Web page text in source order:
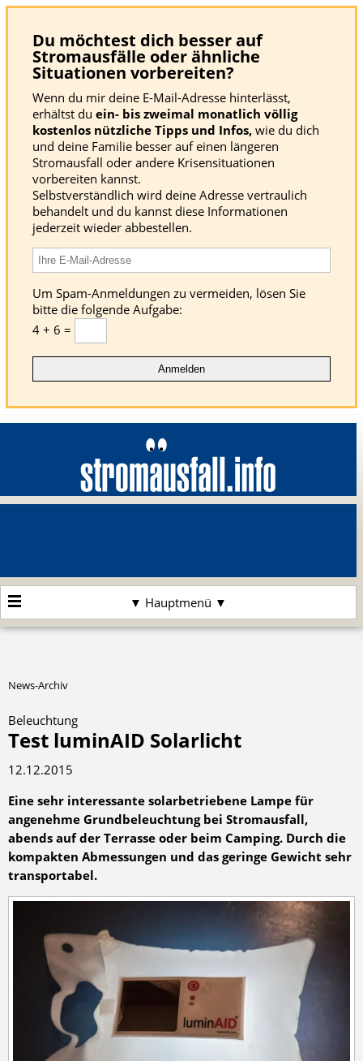
Du möchtest dich besser auf
Stromausfälle oder ähnliche
Situationen vorbereiten?
Wenn du mir deine E-Mail-Adresse hinterlässt,
erhältst du ein- bis zweimal monatlich völlig
kostenlos nützliche Tipps und Infos,wie du dich
und deine Familie besser auf einen längeren
Stromausfall oder andere Krisensituationen
vorbereiten kannst.
Selbstverständlich wird deine Adresse vertraulich
behandelt und du kannst diese Informationen
jederzeit wieder abbestellen.
Um Spam-Anmeldungen zu vermeiden, lösen Sie
bitte die folgende Aufgabe:
4 + 6 =
▼ Hauptmenü ▼
News-Archiv
Beleuchtung
Test luminAID Solarlicht
12.12.2015
Eine sehr interessante solarbetriebene Lampe für
angenehme Grundbeleuchtung bei Stromausfall,
abends auf der Terrasse oder beim Camping. Durch die
kompakten Abmessungen und das geringe Gewicht sehr
transportabel.